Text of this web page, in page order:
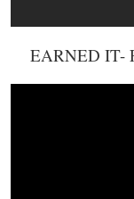
EARNED IT-